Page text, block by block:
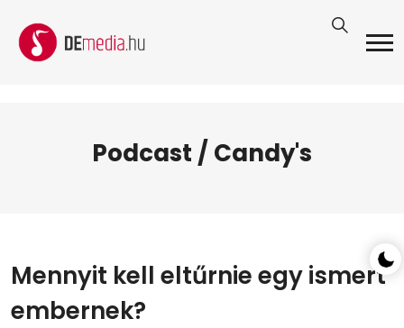
Podcast / Candy's
Mennyit kell eltűrnie egy ismert
embernek?